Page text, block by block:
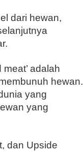
dari hewan,
adalah
hewan.
yang
yang
dan Upside